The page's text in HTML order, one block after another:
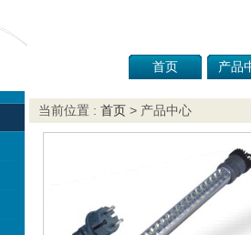
首页 产品
当前位置 : 首页 > 产品中心